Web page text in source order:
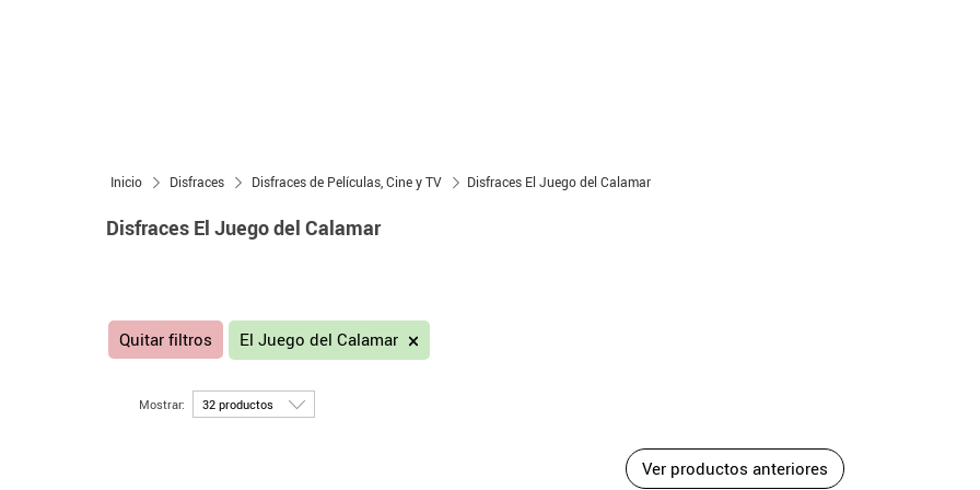
Inicio Disfraces Disfraces de Películas, Cine y TV Disfraces El Juego del Calamar
Disfraces El Juego del Calamar
Quitar filtros El Juego del Calamar
Mostrar:
Ver productos anteriores